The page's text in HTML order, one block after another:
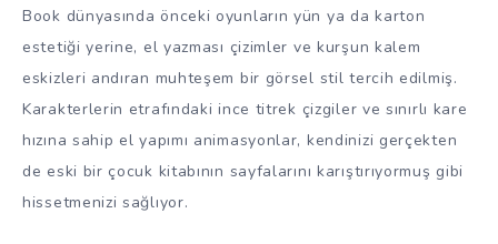
Book dünyasında önceki oyunların yün ya da karton
estetiği yerine, el yazması çizimler ve kurşun kalem
eskizleri andıran muhteşem bir görsel stil tercih edilmiş.
Karakterlerin etrafındaki ince titrek çizgiler ve sınırlı kare
hızına sahip el yapımı animasyonlar, kendinizi gerçekten
de eski bir çocuk kitabının sayfalarını karıştırıyormuş gibi
hissetmenizi sağlıyor.